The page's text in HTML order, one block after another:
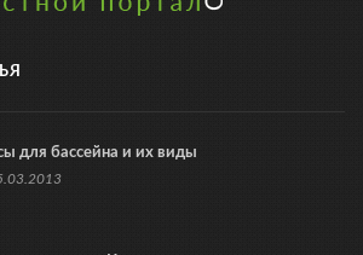
для бассейна и их виды